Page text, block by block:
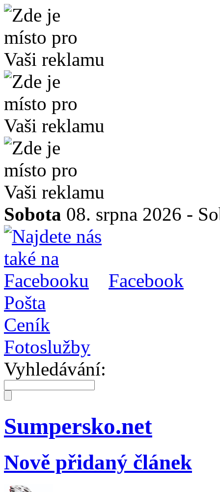
Sobota 08. srpna 2026 -
Facebook
Pošta
Ceník
Fotoslužby
Vyhledávání:
Sumpersko.net
Nově přidaný článek